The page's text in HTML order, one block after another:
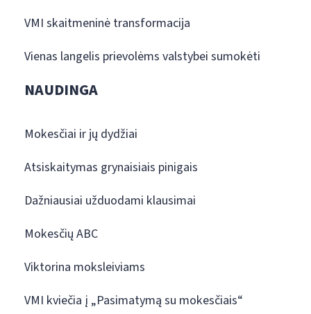
VMI skaitmeninė transformacija
Vienas langelis prievolėms valstybei sumokėti
NAUDINGA
Mokesčiai ir jų dydžiai
Atsiskaitymas grynaisiais pinigais
Dažniausiai užduodami klausimai
Mokesčių ABC
Viktorina moksleiviams
VMI kviečia į „Pasimatymą su mokesčiais“